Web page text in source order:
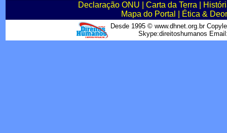
Declaração ONU
Carta da Terra
Mapa do Portal
Ética &
Desde 1995 © www.dhnet.org.br
Skype:direitoshumanos